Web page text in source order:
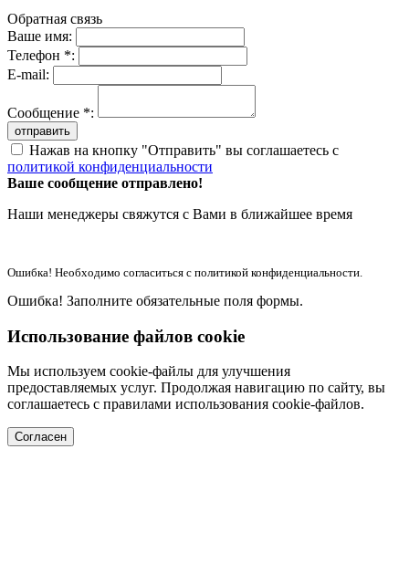
Обратная связь
Ваше имя:
Телефон *:
E-mail:
Сообщение *:
отправить
Нажав на кнопку "Отправить" вы соглашаетесь с
политикой конфиденциальности
Ваше сообщение отправлено!
Наши менеджеры свяжутся с Вами в ближайшее время
Ошибка! Необходимо согласиться с политикой конфиденциальности.
Ошибка! Заполните обязательные поля формы.
Использование файлов cookie
Мы используем cookie-файлы для улучшения
предоставляемых услуг. Продолжая навигацию по сайту, вы
соглашаетесь с правилами использования cookie-файлов.
Согласен